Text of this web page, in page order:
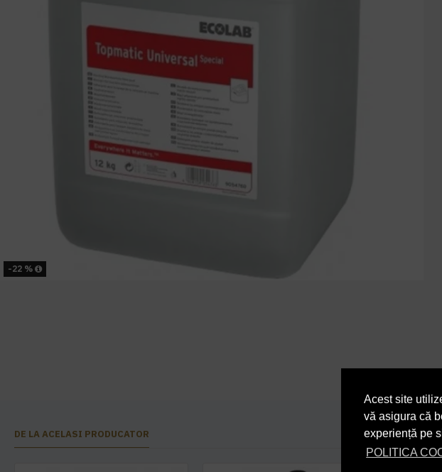
Acest site
vă asigura că
experiență pe
POLITICA
-22 %
DE LA ACELASI PRODUCATOR